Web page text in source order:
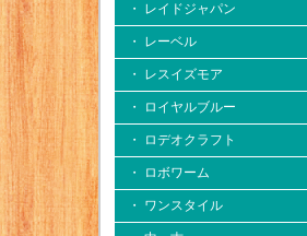
・ レイドジャパン
・ レーベル
・ レスイズモア
・ ロイヤルブルー
・ ロデオクラフト
・ ロボワーム
・ ワンスタイル